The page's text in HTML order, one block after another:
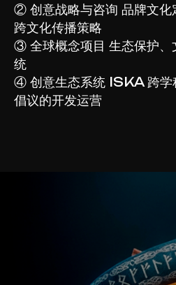
② 创意战略与咨询 品牌文化
跨文化传播策略
③ 全球概念项目 生态保护、
统
④ 创意生态系统 ISKA 跨学
倡议的开发运营